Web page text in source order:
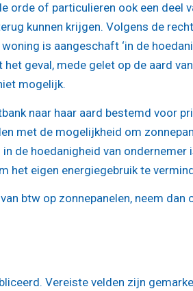
orde of particulieren ook een deel
kunnen krijgen. Volgens de
is aangeschaft ‘in de
geval, mede gelet op de aard
mogelijk.
naar haar aard bestemd voor
met de mogelijkheid om
de hoedanigheid van
het eigen energiegebruik te
btw op zonnepanelen, neem dan
Vereiste velden zijn